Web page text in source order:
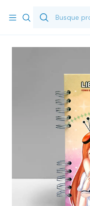
Libreta Sketchi